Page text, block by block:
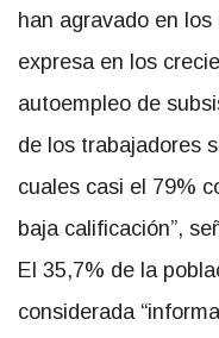
han agravado en
expresa en los
autoempleo de
de los trabajadores
cuales casi el 79%
baja calificación”,
El 35,7% de la
considerada